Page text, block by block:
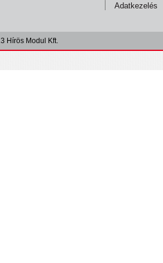
Adatkezelés
Hírös Modul Kft.